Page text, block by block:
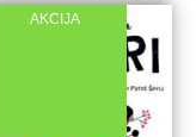
AKCIJA